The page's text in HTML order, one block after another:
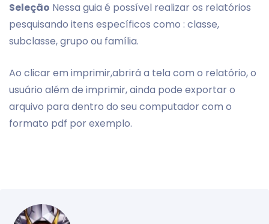
Seleção Nessa guia é possível realizar os relatórios
pesquisando itens específicos como : classe,
subclasse, grupo ou família.
Ao clicar em imprimir,abrirá a tela com o relatório, o
usuário além de imprimir, ainda pode exportar o
arquivo para dentro do seu computador com o
formato pdf por exemplo.